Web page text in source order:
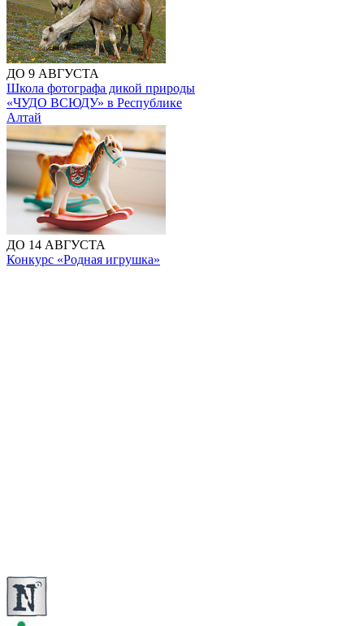
ДО 9 АВГУСТА
Школа фотографа дикой природы
«ЧУДО ВСЮДУ» в Республике
Алтай
ДО 14 АВГУСТА
Конкурс «Родная игрушка»